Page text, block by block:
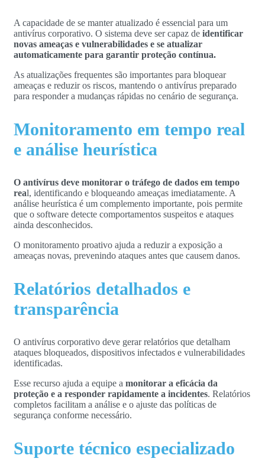
A capacidade de se manter atualizado é essencial para um
antivírus corporativo. O sistema deve ser capaz de identificar
novas ameaças e vulnerabilidades e se atualizar
automaticamente para garantir proteção contínua.
As atualizações frequentes são importantes para bloquear
ameaças e reduzir os riscos, mantendo o antivírus preparado
para responder a mudanças rápidas no cenário de segurança.
Monitoramento em tempo real
e análise heurística
O antivírus deve monitorar o tráfego de dados em tempo
real, identificando e bloqueando ameaças imediatamente. A
análise heurística é um complemento importante, pois permite
que o software detecte comportamentos suspeitos e ataques
ainda desconhecidos.
O monitoramento proativo ajuda a reduzir a exposição a
ameaças novas, prevenindo ataques antes que causem danos.
Relatórios detalhados e
transparência
O antivírus corporativo deve gerar relatórios que detalham
ataques bloqueados, dispositivos infectados e vulnerabilidades
identificadas.
Esse recurso ajuda a equipe a monitorar a eficácia da
proteção e a responder rapidamente a incidentes. Relatórios
completos facilitam a análise e o ajuste das políticas de
segurança conforme necessário.
Suporte técnico especializado